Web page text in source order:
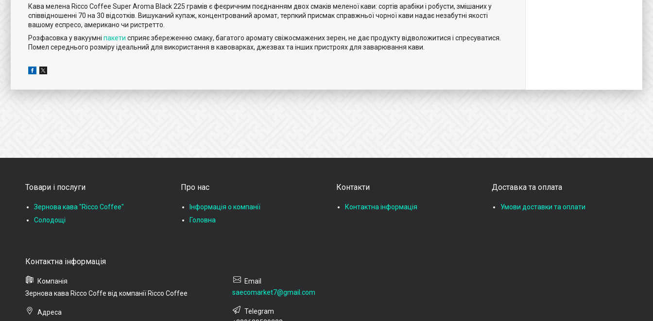
Кава мелена Ricco Coffee Super Aroma Black 225 грамів є феєричним поєднанням двох смаків меленої кави: сортів арабіки і робусти, змішаних у
співвідношенні 70 на 30 відсотків. Вишуканий купаж, концентрований аромат, терпкий присмак справжньої чорної кави надає незабутні якості
вашому еспресо, американо чи ристретто.
Розфасовка у вакуумні пакети сприяє збереженню смаку, багатого аромату свіжосмажених зерен, не дає продукту відволожитися і спресуватися.
Помел середнього розміру ідеальний для використання в кавоварках, джезвах та інших пристроях для заварювання кави.
Товари і послуги
Зернова кава "Ricco Coffee"
Солодощі
Про нас
Інформація о компанії
Головна
Контакти
Контактна інформація
Доставка та оплата
Умови доставки та оплати
Зернова кава Ricco Coffe від компанії Ricco Coffee saecomarket7@gmail.com